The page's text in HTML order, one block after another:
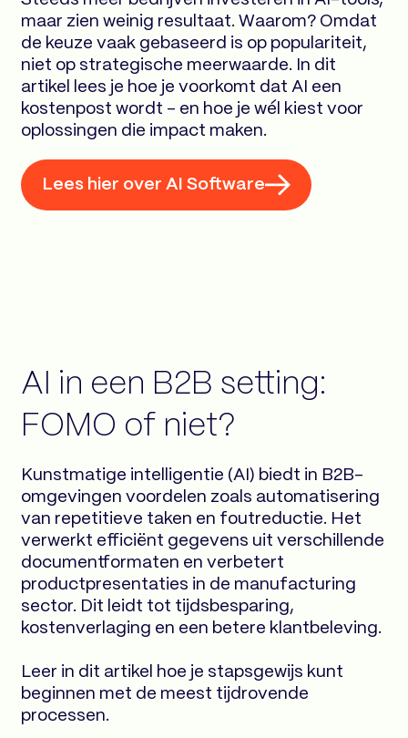
maar zien weinig resultaat. Waarom? Omdat
de keuze vaak gebaseerd is op populariteit,
niet op strategische meerwaarde. In dit
artikel lees je hoe je voorkomt dat AI een
kostenpost wordt – en hoe je wél kiest voor
oplossingen die impact maken.
Lees hier over AI Software
AI in een B2B setting:
FOMO of niet?
Kunstmatige intelligentie (AI) biedt in B2B-
omgevingen voordelen zoals automatisering
van repetitieve taken en foutreductie. Het
verwerkt efficiënt gegevens uit verschillende
documentformaten en verbetert
productpresentaties in de manufacturing
sector. Dit leidt tot tijdsbesparing,
kostenverlaging en een betere klantbeleving.
Leer in dit artikel hoe je stapsgewijs kunt
beginnen met de meest tijdrovende
processen.